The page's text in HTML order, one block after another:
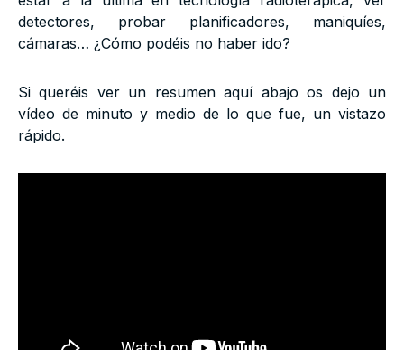
detectores, probar planificadores, maniquíes,
cámaras… ¿Cómo podéis no haber ido?
Si queréis ver un resumen aquí abajo os dejo un
vídeo de minuto y medio de lo que fue, un vistazo
rápido.